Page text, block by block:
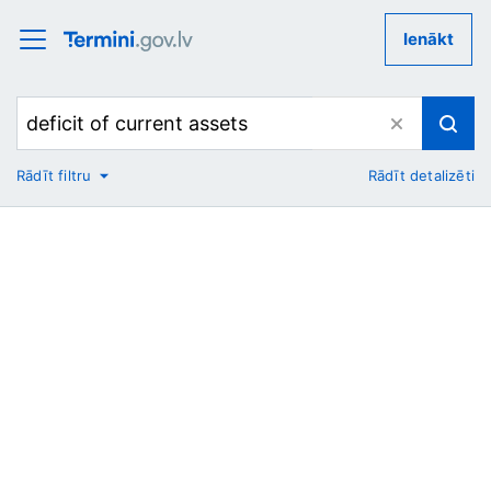
Ienākt
No
Rādīt filtru Rādīt detalizēti